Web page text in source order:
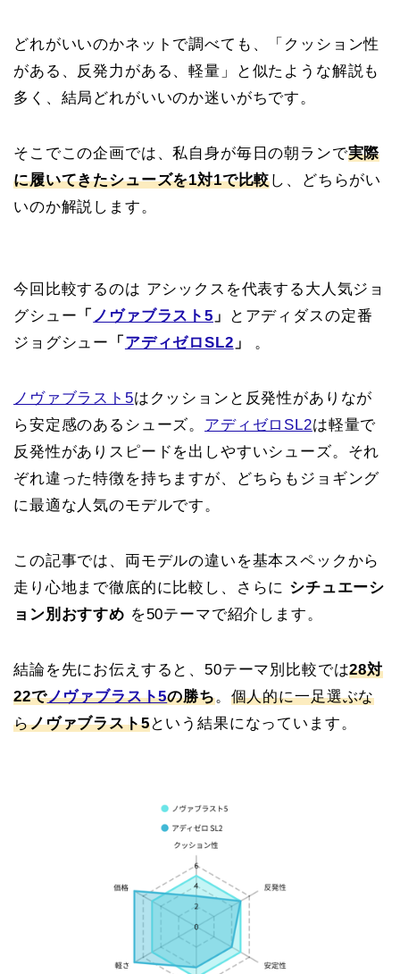
どれがいいのかネットで調べても、「クッション性
がある、反発力がある、軽量」と似たような解説も
多く、結局どれがいいのか迷いがちです。
そこでこの企画では、私自身が毎日の朝ランで実際
に履いてきたシューズを1対1で比較し、どちらがい
いのか解説します。
今回比較するのは アシックスを代表する大人気ジョ
グシュー 「 ノヴァブラスト5 」
とアディダスの定番
ジョグシュー
「 アディゼロSL2 」 。
ノヴァブラスト5はクッションと反発性がありなが
ら安定感のあるシューズ。 アディゼロSL2は軽量で
反発性がありスピードを出しやすいシューズ。それ
ぞれ違った特徴を持ちますが、どちらもジョギング
に最適な人気のモデルです。
この記事では、両モデルの違いを基本スペックから
走り心地まで徹底的に比較し、さらに シチュエーシ
ョン別おすすめ を50テーマで紹介します。
結論を先にお伝えすると、50テーマ別比較では28対
22でノヴァブラスト5の勝ち。 個人的に一足選ぶな
らノヴァブラスト5という結果になっています。